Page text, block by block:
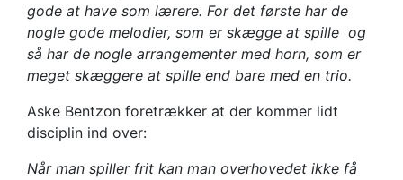
gode at have som lærere. For det første har de
nogle gode melodier, som er skægge at spille og
så har de nogle arrangementer med horn, som er
meget skæggere at spille end bare med en trio.
Aske Bentzon foretrækker at der kommer lidt
disciplin ind over:
Når man spiller frit kan man overhovedet ikke få